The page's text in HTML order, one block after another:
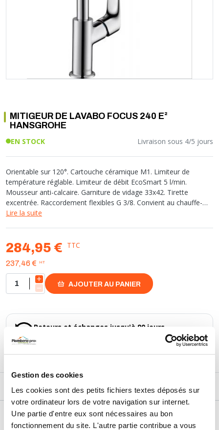
Gestion des cookies
Les cookies sont des petits fichiers textes déposés sur
votre ordinateur lors de votre navigation sur internet.
Une partie d'entre eux sont nécessaires au bon
fonctionnement du site. L'autre partie contribue a vous
RACCORD PE (POLYÉTHYLÈNE)
RACCORD GALVA
RACCORD INOX
TUBE LAITON ET ECROU
TUYAU SOUPLE
KIT FIXATION MURAL
ROBINET
FLEXIBLE
ETANCHÉITÉ RACCORDEMENT
FIXATION ET SUPPORT
RÉDUCTEUR DE PRESSION
COMPTEUR ET ACCESSOIRE
FILTRATION
TUBAGE CHEMINÉE CHAUDIÈRE POÊLE
EQUIPEMENT INDUSTRIEL
COMMUNICATION
COLLIER ET FIXATION
GAINE
LAMPE ET TORCHE
PILES ET ACCUMULATEURS
BLOC DE SÉCURITÉ
SYSTÈMES DE SÉCURITÉ
VMC ET VENTILATION
TRAPPE CHATIÈRE ET HUBLOT
VOTRE SOLUTION CHAUFFAGE
MITIGEUR DE LAVABO FOCUS 240 E²
HANSGROHE
EN STOCK Livraison sous 4/5 jours
Orientable sur 120°. Cartouche céramique M1. Limiteur de
température réglable. Limiteur de débit EcoSmart 5 l/min.
Mousseur anti-calcaire. Garniture de vidage 33x42. Tirette
excentrée. Raccordement flexibles G 3/8. Convient au chauffe-
eau instantané.
Lire la suite
284,95 € TTC
237,46 € HT
AJOUTER AU PANIER
Retours et échanges jusqu'à 90 jours
DESCRIPTIF
DÉTAILS TECHNIQUES